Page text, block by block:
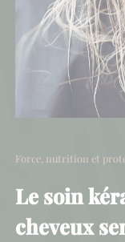
Force, nutrition et
Le soin
cheveux